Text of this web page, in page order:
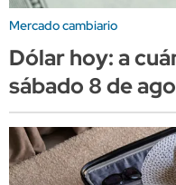
Mercado cambiario
Dólar hoy: a
sábado 8 de